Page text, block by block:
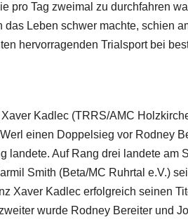
pro Tag zweimal zu durchfahren
Leben schwer machte, schien
hervorragenden Trialsport bei
Kadlec (TRRS/AMC
einen Doppelsieg vor Rodney
landete. Auf Rang drei landete am
Smith (Beta/MC Ruhrtal e.V.)
Xaver Kadlec erfolgreich seinen
wurde Rodney Bereiter und